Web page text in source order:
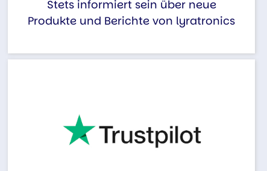
Stets informiert sein über neue
Produkte und Berichte von lyratronics